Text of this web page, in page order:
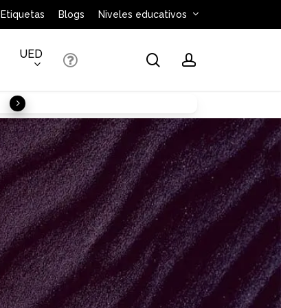
Etiquetas Blogs Niveles educativos
UED searchaccount